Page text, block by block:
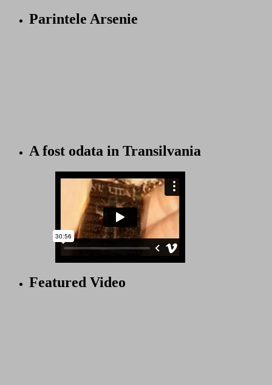
Parintele Arsenie
A fost odata in Transilvania
Featured Video